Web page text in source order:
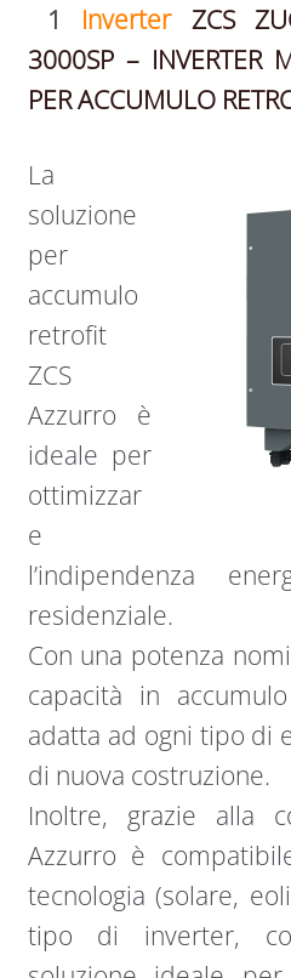
1 Inverter ZCS
3000SP – INVERTER
PER ACCUMULO
La
soluzione
per
accumulo
retrofit
ZCS
Azzurro è
ideale per
ottimizzar
e
l’indipendenza
residenziale.
Con una potenza
capacità in
adatta ad ogni tipo di
di nuova costruzione.
Inoltre, grazie alla
Azzurro è
tecnologia (solare,
tipo di inverter,